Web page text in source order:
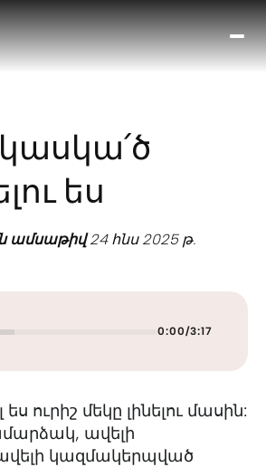
ես
ամսաթիվ24 հնս 2025 թ.
0:00/3:17
ուրիշ մեկը լինելու մասին:
ավելի
կազմակերպված